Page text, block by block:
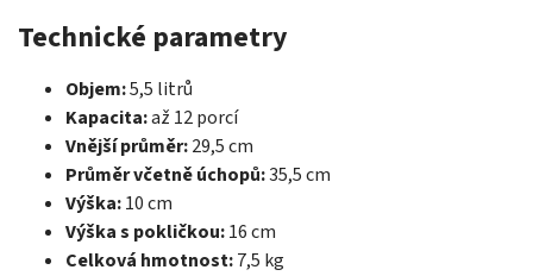
Technické parametry
Objem:5,5 litrů
Kapacita:až 12 porcí
Vnější průměr:29,5 cm
Průměr včetně úchopů:35,5 cm
Výška:10 cm
Výška s pokličkou:16 cm
Celková hmotnost:7,5 kg